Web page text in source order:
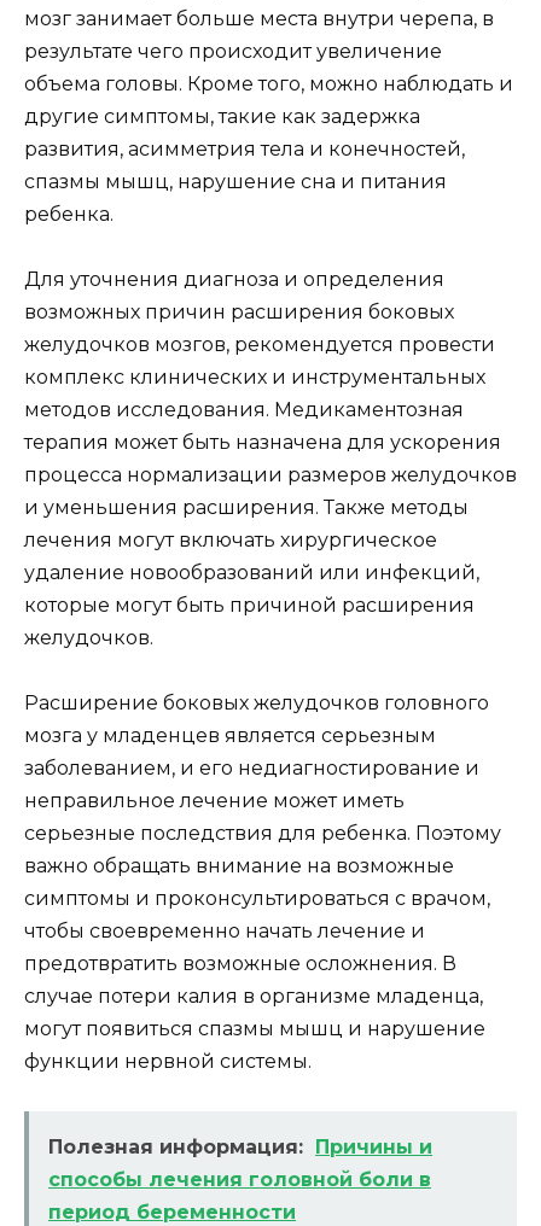
мозг занимает больше места внутри черепа, в
результате чего происходит увеличение
объема головы. Кроме того, можно наблюдать и
другие симптомы, такие как задержка
развития, асимметрия тела и конечностей,
спазмы мышц, нарушение сна и питания
ребенка.
Для уточнения диагноза и определения
возможных причин расширения боковых
желудочков мозгов, рекомендуется провести
комплекс клинических и инструментальных
методов исследования. Медикаментозная
терапия может быть назначена для ускорения
процесса нормализации размеров желудочков
и уменьшения расширения. Также методы
лечения могут включать хирургическое
удаление новообразований или инфекций,
которые могут быть причиной расширения
желудочков.
Расширение боковых желудочков головного
мозга у младенцев является серьезным
заболеванием, и его недиагностирование и
неправильное лечение может иметь
серьезные последствия для ребенка. Поэтому
важно обращать внимание на возможные
симптомы и проконсультироваться с врачом,
чтобы своевременно начать лечение и
предотвратить возможные осложнения. В
случае потери калия в организме младенца,
могут появиться спазмы мышц и нарушение
функции нервной системы.
Полезная информация: Причины и
способы лечения головной боли в
период беременности